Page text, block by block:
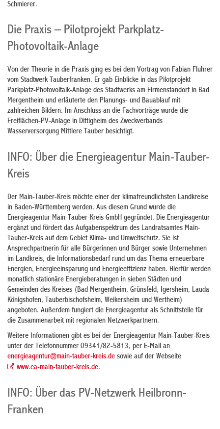
Schmierer.
Die Praxis – Pilotprojekt Parkplatz-
Photovoltaik-Anlage
Von der Theorie in die Praxis ging es bei dem Vortrag von Fabian Fluhrer
vom Stadtwerk Tauberfranken. Er gab Einblicke in das Pilotprojekt
Parkplatz-Photovoltaik-Anlage des Stadtwerks am Firmenstandort in Bad
Mergentheim und erläuterte den Planungs- und Bauablauf mit
zahlreichen Bildern. Im Anschluss an die Fachvorträge wurde die
Freiflächen-PV-Anlage in Dittigheim des Zweckverbands
Wasserversorgung Mittlere Tauber besichtigt.
INFO: Über die Energieagentur Main-Tauber-
Kreis
Der Main-Tauber-Kreis möchte einer der klimafreundlichsten Landkreise
in Baden-Württemberg werden. Aus diesem Grund wurde die
Energieagentur Main-Tauber-Kreis GmbH gegründet. Die Energieagentur
ergänzt und fördert das Aufgabenspektrum des Landratsamtes Main-
Tauber-Kreis auf dem Gebiet Klima- und Umweltschutz. Sie ist
Ansprechpartnerin für alle Bürgerinnen und Bürger sowie Unternehmen
im Landkreis, die Informationsbedarf rund um das Thema erneuerbare
Energien, Energieeinsparung und Energieeffizienz haben. Hierfür werden
monatlich stationäre Energieberatungen in sieben Städten und
Gemeinden des Kreises (Bad Mergentheim, Grünsfeld, Igersheim, Lauda-
Königshofen, Tauberbischofsheim, Weikersheim und Wertheim)
angeboten. Außerdem fungiert die Energieagentur als Schnittstelle für
die Zusammenarbeit mit regionalen Netzwerkpartnern.
Weitere Informationen gibt es bei der Energieagentur Main-Tauber-Kreis
unter der Telefonnummer 09341/82-5813, per E-Mail an
energieagentur@main-tauber-kreis.de sowie auf der Webseite
www.ea-main-tauber-kreis.de.
INFO: Über das PV-Netzwerk Heilbronn-
Franken